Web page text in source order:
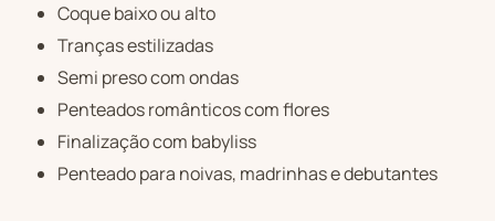
Coque baixo ou alto
Tranças estilizadas
Semi preso com ondas
Penteados românticos com flores
Finalização com babyliss
Penteado para noivas, madrinhas e debutantes